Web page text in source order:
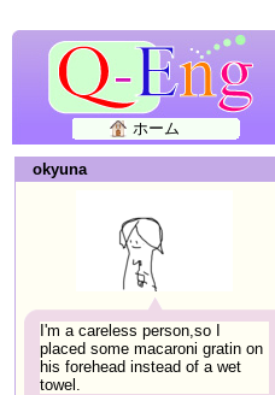
ホーム
okyuna
I'm a careless person,so I
placed some macaroni gratin on
his forehead instead of a wet
towel.